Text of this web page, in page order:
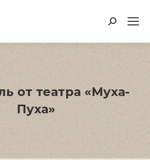
Поиск:
от театра «Муха-
Пуха»